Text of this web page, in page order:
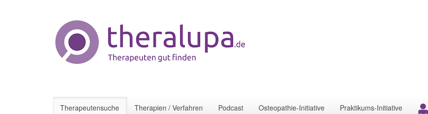
Therapeutensuche Therapien / Verfahren Podcast Osteopathie-Initiative Praktikums-Initiative